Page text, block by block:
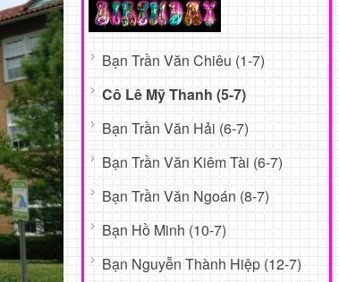
Bạn Trần Văn Chiêu (1-7)
Cô Lê Mỹ Thanh (5-7)
Bạn Trần Văn Hải (6-7)
Bạn Trần Văn Kiêm Tài (6-7)
Bạn Trần Văn Ngoán (8-7)
Bạn Hồ Minh (10-7)
Bạn Nguyễn Thành Hiệp (12-7)